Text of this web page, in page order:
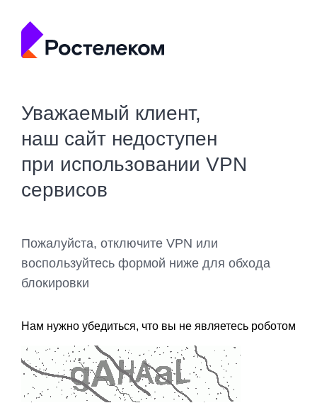
Уважаемый клиент,
наш сайт недоступен
при использовании VPN
сервисов
Пожалуйста, отключите VPN или
воспользуйтесь формой ниже для обхода
блокировки
Нам нужно убедиться, что вы не являетесь роботом